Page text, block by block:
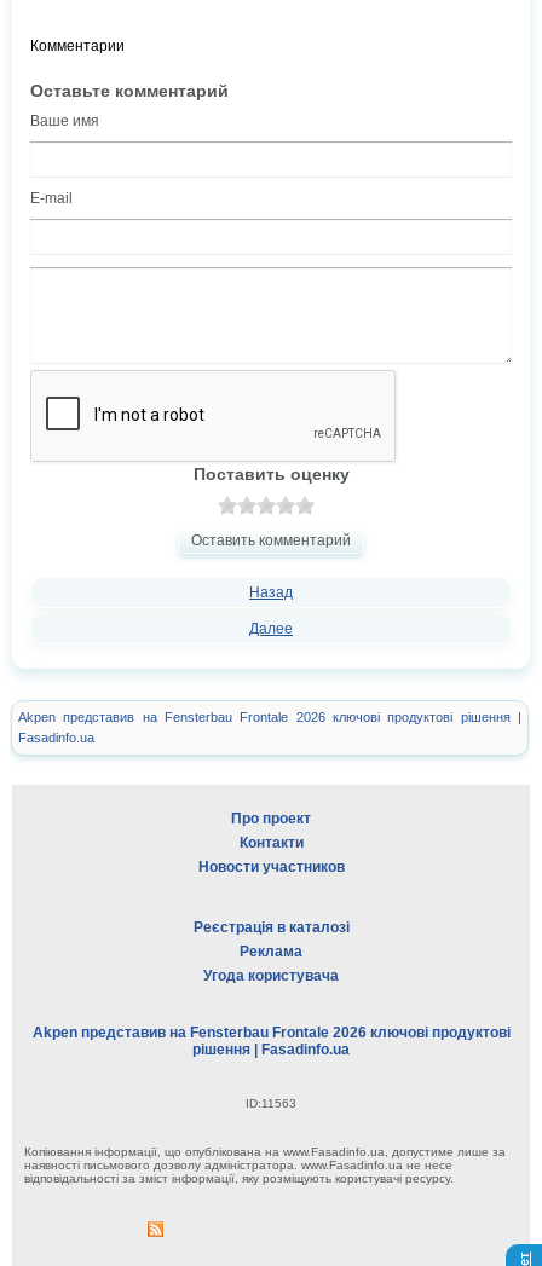
Комментарии
Оставьте комментарий
Ваше имя
E-mail
Поставить оценку
Оставить комментарий
Назад
Далее
Akpen представив на Fensterbau Frontale 2026 ключові продуктові рішення |
Fasadinfo.ua
Про проект
Контакти
Новости участников
Реєстрація в каталозі
Реклама
Угода користувача
Akpen представив на Fensterbau Frontale 2026 ключові продуктові
рішення | Fasadinfo.ua
ID:11563
Копіювання інформації, що опублікована на www.Fasadinfo.ua, допустиме лише за
наявності письмового дозволу адміністратора. www.Fasadinfo.ua не несе
відповідальності за зміст інформації, яку розміщують користувачі ресурсу.